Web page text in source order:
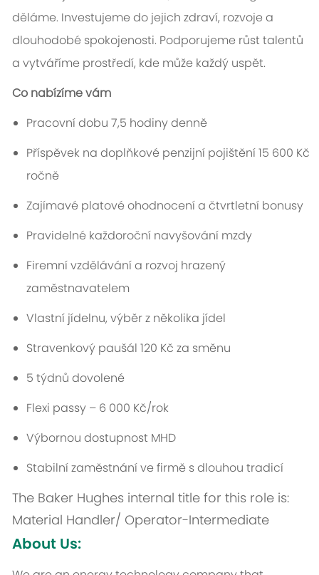
děláme. Investujeme do jejich zdraví, rozvoje a
dlouhodobé spokojenosti. Podporujeme růst talentů
a vytváříme prostředí, kde může každý uspět.
Co nabízíme vám
Pracovní dobu 7,5 hodiny denně
Příspěvek na doplňkové penzijní pojištění 15 600 Kč
ročně
Zajímavé platové ohodnocení a čtvrtletní bonusy
Pravidelné každoroční navyšování mzdy
Firemní vzdělávání a rozvoj hrazený
zaměstnavatelem
Vlastní jídelnu, výběr z několika jídel
Stravenkový paušál 120 Kč za směnu
5 týdnů dovolené
Flexi passy – 6 000 Kč/rok
Výbornou dostupnost MHD
Stabilní zaměstnání ve firmě s dlouhou tradicí
The Baker Hughes internal title for this role is:
Material Handler/ Operator-Intermediate
About Us: